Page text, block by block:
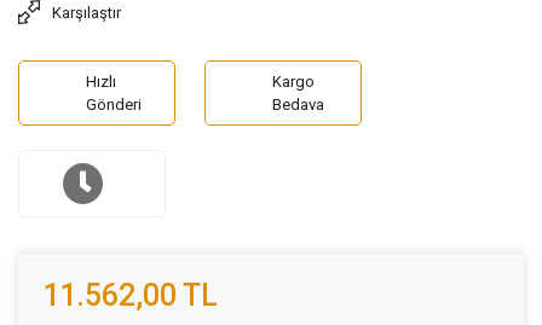
Karşılaştır
Hızlı
Gönderi
Kargo
Bedava
11.562,00 TL